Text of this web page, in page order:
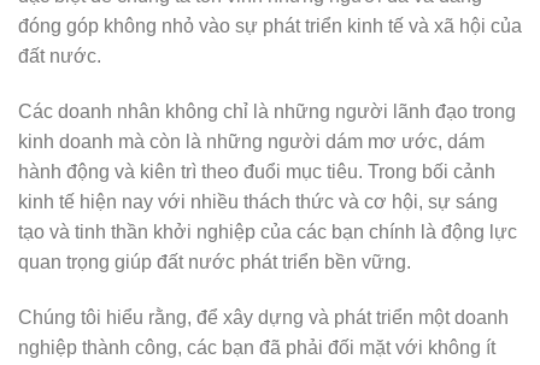
đóng góp không nhỏ vào sự phát triển kinh tế và xã hội của
đất nước.
Các doanh nhân không chỉ là những người lãnh đạo trong
kinh doanh mà còn là những người dám mơ ước, dám
hành động và kiên trì theo đuổi mục tiêu. Trong bối cảnh
kinh tế hiện nay với nhiều thách thức và cơ hội, sự sáng
tạo và tinh thần khởi nghiệp của các bạn chính là động lực
quan trọng giúp đất nước phát triển bền vững.
Chúng tôi hiểu rằng, để xây dựng và phát triển một doanh
nghiệp thành công, các bạn đã phải đối mặt với không ít